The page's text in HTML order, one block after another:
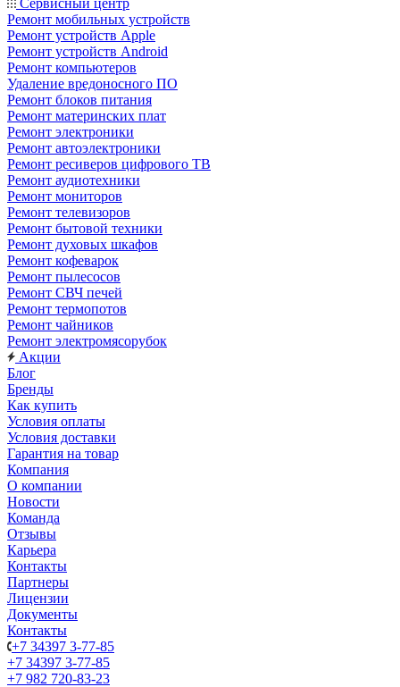
Сервисный центр
Ремонт мобильных устройств
Ремонт устройств Apple
Ремонт устройств Android
Ремонт компьютеров
Удаление вредоносного ПО
Ремонт блоков питания
Ремонт материнских плат
Ремонт электроники
Ремонт автоэлектроники
Ремонт ресиверов цифрового ТВ
Ремонт аудиотехники
Ремонт мониторов
Ремонт телевизоров
Ремонт бытовой техники
Ремонт духовых шкафов
Ремонт кофеварок
Ремонт пылесосов
Ремонт СВЧ печей
Ремонт термопотов
Ремонт чайников
Ремонт электромясорубок
Акции
Блог
Бренды
Как купить
Условия оплаты
Условия доставки
Гарантия на товар
Компания
О компании
Новости
Команда
Отзывы
Карьера
Контакты
Партнеры
Лицензии
Документы
Контакты
+7 34397 3-77-85
+7 34397 3-77-85
+7 982 720-83-23